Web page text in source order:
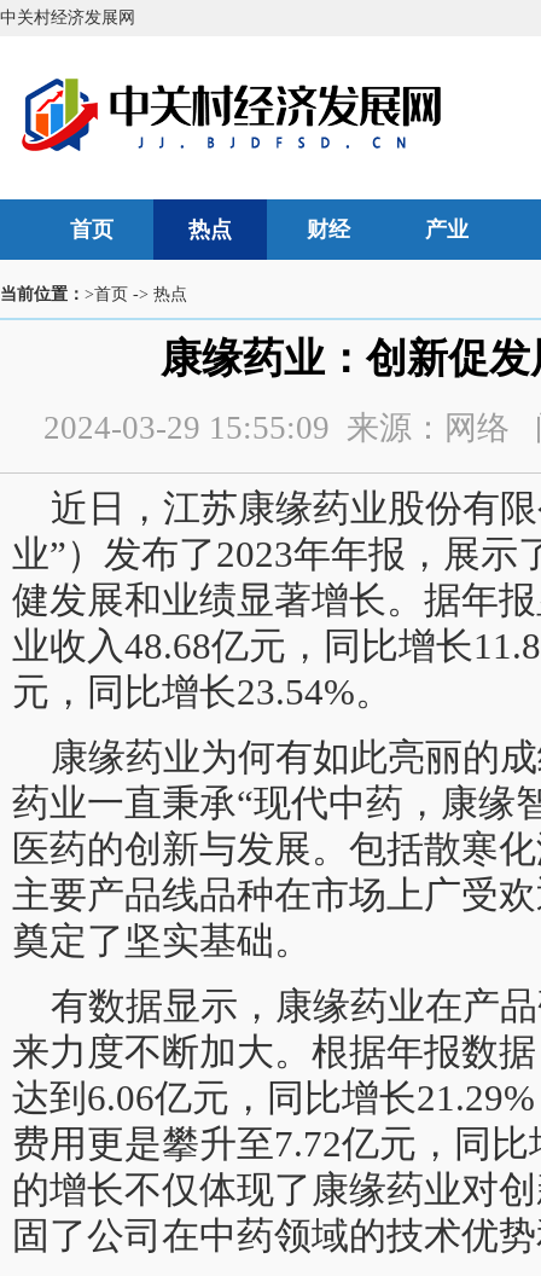
中关村经济发展网
首页 热点 财经 产业
当前位置： >首页 -> 热点
康缘药业：创新促
2024-03-29 15:55:09 来源：网
近日，江苏康缘药业股份有
业”）发布了2023年年报，展示
健发展和业绩显著增长。据年
业收入48.68亿元，同比增长
元，同比增长23.54%。
康缘药业为何有如此亮丽的
药业一直秉承“现代中药，康缘
医药的创新与发展。包括散寒
主要产品线品种在市场上广受
奠定了坚实基础。
有数据显示，康缘药业在产
来力度不断加大。根据年报数
达到6.06亿元，同比增长
费用更是攀升至7.72亿元，同
的增长不仅体现了康缘药业对
固了公司在中药领域的技术优